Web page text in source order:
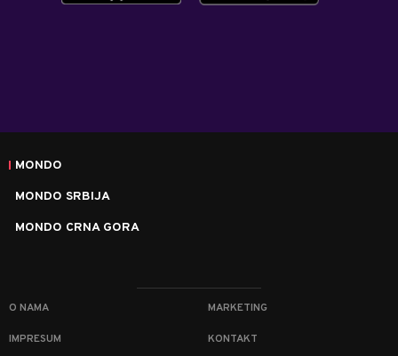
MONDO
MONDO SRBIJA
MONDO CRNA GORA
O NAMA MARKETING
IMPRESUM KONTAKT